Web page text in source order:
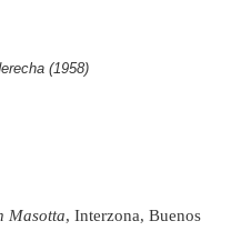
(1958)
Masotta, Interzona, Buenos